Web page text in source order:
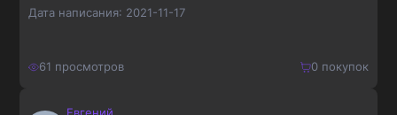
Дата написания: 2021-11-17
61 просмотров 0покупок